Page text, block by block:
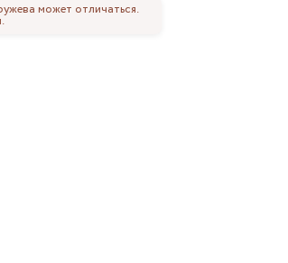
может отличаться.